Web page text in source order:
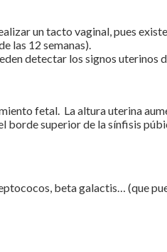
un tacto vaginal, pues
las 12 semanas).
detectar los signos uterinos
fetal. La altura uterina
borde superior de la sínfisis
beta galactis… (que